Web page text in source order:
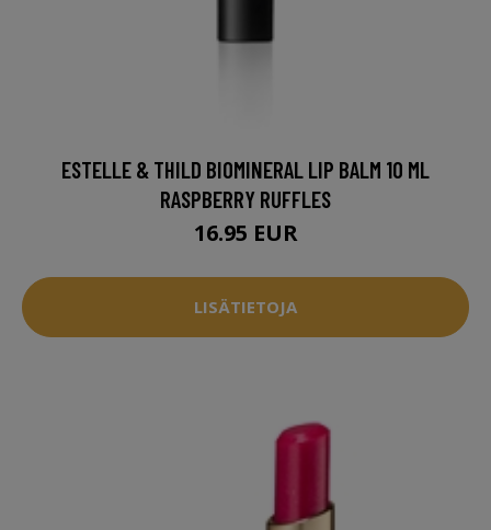
ESTELLE & THILD BIOMINERAL LIP BALM 10 ML
RASPBERRY RUFFLES
16.95 EUR
LISÄTIETOJA